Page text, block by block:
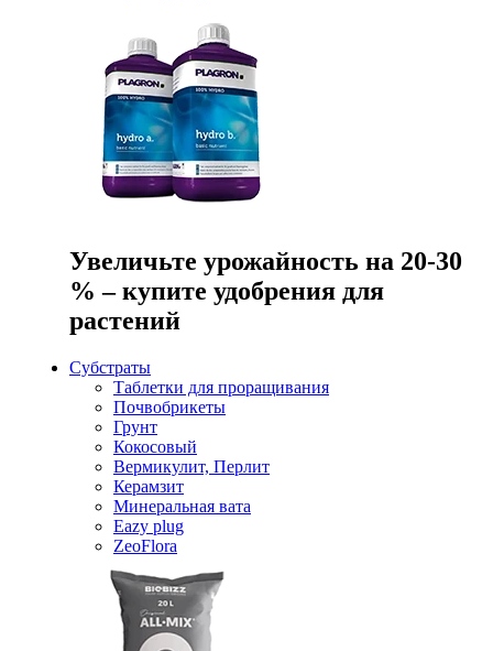
Увеличьте урожайность на 20-30
% – купите удобрения для
растений
Субстраты
Таблетки для проращивания
Почвобрикеты
Грунт
Кокосовый
Вермикулит, Перлит
Керамзит
Минеральная вата
Eazy plug
ZeoFlora